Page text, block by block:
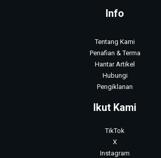
Info
Tentang Kami
Penafian & Terma
Hantar Artikel
Hubungi
Pengiklanan
Ikut Kami
TikTok
X
Instagram